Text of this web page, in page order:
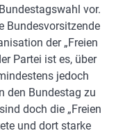
vor.
Bundesvorsitzende
der „Freien
Partei ist es, über
jedoch
den Bundestag zu
doch die „Freien
und dort starke